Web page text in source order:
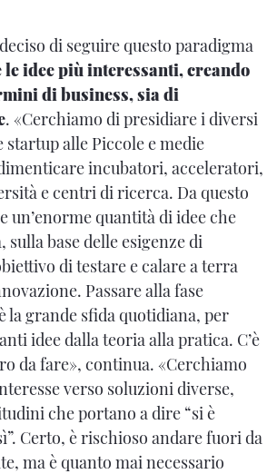
di seguire questo paradigma
idee più interessanti, creando
di business, sia di
. «Cerchiamo di presidiare i diversi
startup alle Piccole e medie
incubatori, acceleratori,
e centri di ricerca. Da questo
un’enorme quantità di idee che
base delle esigenze di
di testare e calare a terra
Passare alla fase
la grande sfida quotidiana, per
idee dalla teoria alla pratica. C’è
da fare», continua. «Cerchiamo
verso soluzioni diverse,
che portano a dire “si è
Certo, è rischioso andare fuori da
ma è quanto mai necessario